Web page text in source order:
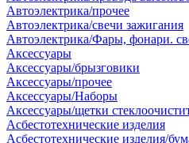
Автоэлектрика/прочее
Автоэлектрика/свечи зажигания
Автоэлектрика/Фары, фонари.
Аксессуары
Аксессуары/брызговики
Аксессуары/прочее
Аксессуары/Наборы
Аксессуары/щетки
Асбестотехнические изделия
Асбестотехнические изделия/